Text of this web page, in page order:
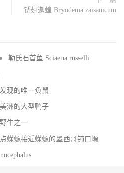
锈翅迦蝗 Bryodema zaisanicum
勒氏石首鱼 Sciaena russelli
现的唯一负鼠
洲的大型鸭子
牛之一
蝾螈接近蝾螈的墨西哥钝口螈